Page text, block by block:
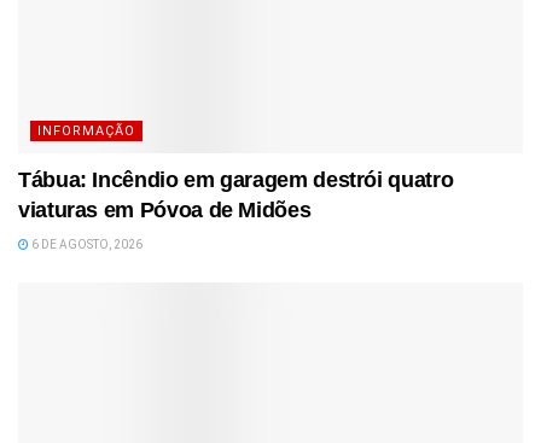
INFORMAÇÃO
Tábua: Incêndio em garagem destrói quatro
viaturas em Póvoa de Midões
6 DE AGOSTO, 2026